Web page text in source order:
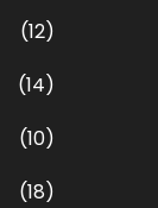
(12)
(14)
(10)
(18)